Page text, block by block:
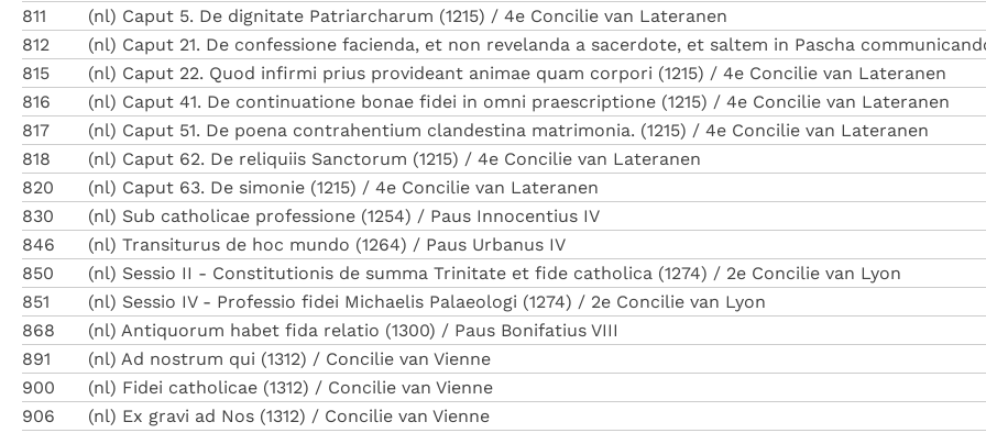
811
(nl) Caput 5. De dignitate Patriarcharum (1215) / 4e Concilie van Lateranen
812
(nl) Caput 21. De confessione facienda, et non revelanda a sacerdote, et saltem in Pascha
815
(nl) Caput 22. Quod infirmi prius provideant animae quam corpori (1215) / 4e Concilie van Lateranen
816
(nl) Caput 41. De continuatione bonae fidei in omni praescriptione (1215) / 4e Concilie van Lateranen
817
(nl) Caput 51. De poena contrahentium clandestina matrimonia. (1215) / 4e Concilie van Lateranen
818
(nl) Caput 62. De reliquiis Sanctorum (1215) / 4e Concilie van Lateranen
820
(nl) Caput 63. De simonie (1215) / 4e Concilie van Lateranen
830
(nl) Sub catholicae professione (1254) / Paus Innocentius IV
846
(nl) Transiturus de hoc mundo (1264) / Paus Urbanus IV
850
(nl) Sessio II - Constitutionis de summa Trinitate et fide catholica (1274) / 2e Concilie van Lyon
851
(nl) Sessio IV - Professio fidei Michaelis Palaeologi (1274) / 2e Concilie van Lyon
868
(nl) Antiquorum habet fida relatio (1300) / Paus Bonifatius VIII
891
(nl) Ad nostrum qui (1312) / Concilie van Vienne
900
(nl) Fidei catholicae (1312) / Concilie van Vienne
906
(nl) Ex gravi ad Nos (1312) / Concilie van Vienne